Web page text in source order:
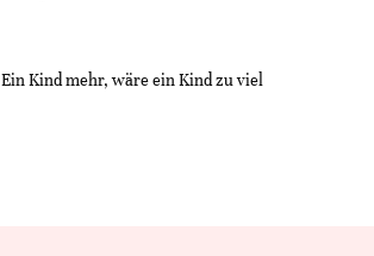
Ein Kind mehr, wäre ein Kind zu viel